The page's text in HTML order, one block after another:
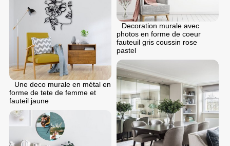
Decoration murale avec
photos en forme de coeur
fauteuil gris coussin rose
pastel
Une deco murale en métal en
forme de tete de femme et
fauteil jaune